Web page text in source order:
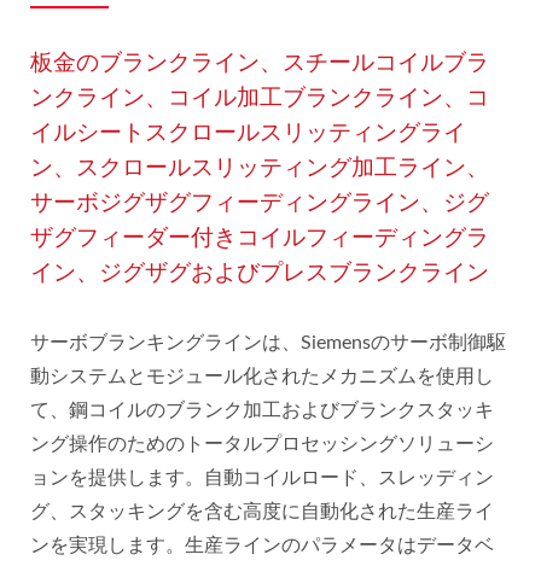
板金のブランクライン、スチールコイルブラ
ンクライン、コイル加工ブランクライン、コ
イルシートスクロールスリッティングライ
ン、スクロールスリッティング加工ライン、
サーボジグザグフィーディングライン、ジグ
ザグフィーダー付きコイルフィーディングラ
イン、ジグザグおよびプレスブランクライン
サーボブランキングラインは、Siemensのサーボ制御駆
動システムとモジュール化されたメカニズムを使用し
て、鋼コイルのブランク加工およびブランクスタッキ
ング操作のためのトータルプロセッシングソリューシ
ョンを提供します。自動コイルロード、スレッディン
グ、スタッキングを含む高度に自動化された生産ライ
ンを実現します。生産ラインのパラメータはデータベ